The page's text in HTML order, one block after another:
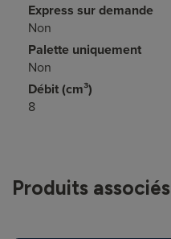
Express sur demande
Non
Palette uniquement
Non
Débit (cm³)
8
Produits associés